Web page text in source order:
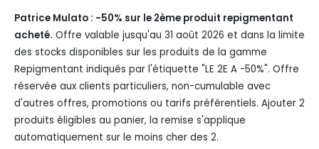
Patrice Mulato : -50% sur le 2ème produit repigmentant
acheté. Offre valable jusqu'au 31 août 2026 et dans la limite
des stocks disponibles sur les produits de la gamme
Repigmentant indiqués par l'étiquette "LE 2E A -50%". Offre
réservée aux clients particuliers, non-cumulable avec
d'autres offres, promotions ou tarifs préférentiels. Ajouter 2
produits éligibles au panier, la remise s'applique
automatiquement sur le moins cher des 2.